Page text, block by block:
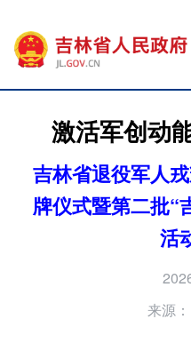
激活军创动
吉林省退役军人
牌仪式暨第二批“
活
来源：